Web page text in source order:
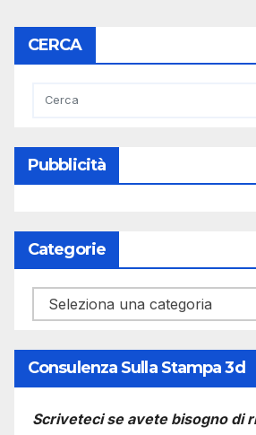
CERCA
Pubblicità
Categorie
Categorie
Consulenza Sulla Stampa 3d
Scriveteci se avete bisogno di